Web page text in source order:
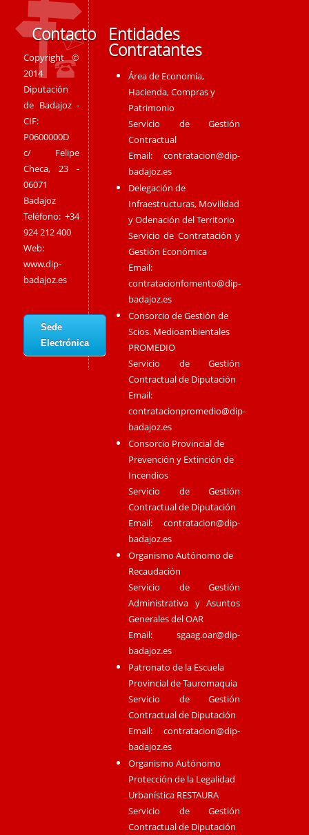
Contacto
Copyright ©
2014
Diputación
de Badajoz -
CIF:
P0600000D
c/ Felipe
Checa, 23 -
06071
Badajoz
Teléfono: +34
924 212 400
Web:
www.dip-
badajoz.es
Sede
Electrónica
Entidades
Contratantes
Área de Economía,
Hacienda, Compras y
Patrimonio
Servicio de Gestión
Contractual
Email:contratacion@dip-
badajoz.es
Delegación de
Infraestructuras, Movilidad
y Odenación del Territorio
Servicio de Contratación y
Gestión Económica
Email:
contratacionfomento@dip-
badajoz.es
Consorcio de Gestión de
Scios. Medioambientales
PROMEDIO
Servicio de Gestión
Contractual de Diputación
Email:
contratacionpromedio@dip-
badajoz.es
Consorcio Provincial de
Prevención y Extinción de
Incendios
Servicio de Gestión
Contractual de Diputación
Email:contratacion@dip-
badajoz.es
Organismo Autónomo de
Recaudación
Servicio de Gestión
Administrativa y Asuntos
Generales del OAR
Email:sgaag.oar@dip-
badajoz.es
Patronato de la Escuela
Provincial de Tauromaquia
Servicio de Gestión
Contractual de Diputación
Email:contratacion@dip-
badajoz.es
Organismo Autónomo
Protección de la Legalidad
Urbanística RESTAURA
Servicio de Gestión
Contractual de Diputación